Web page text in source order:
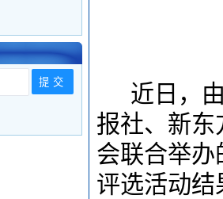
近日，
报社、新
会联合举办
评选活动结